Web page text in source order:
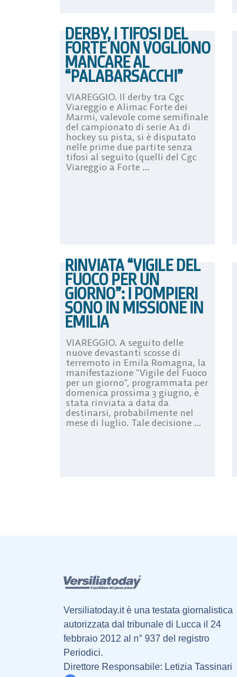
DERBY, I TIFOSI DEL
FORTE NON VOGLIONO
MANCARE AL
“PALABARSACCHI”
VIAREGGIO. Il derby tra Cgc
Viareggio e Alimac Forte dei
Marmi, valevole come semifinale
del campionato di serie A1 di
hockey su pista, si è disputato
nelle prime due partite senza
tifosi al seguito (quelli del Cgc
Viareggio a Forte ...
RINVIATA “VIGILE DEL
FUOCO PER UN
GIORNO”: I POMPIERI
SONO IN MISSIONE IN
EMILIA
VIAREGGIO. A seguito delle
nuove devastanti scosse di
terremoto in Emila Romagna, la
manifestazione “Vigile del Fuoco
per un giorno”, programmata per
domenica prossima 3 giugno, è
stata rinviata a data da
destinarsi, probabilmente nel
mese di luglio. Tale decisione ...
Versiliatoday.it è una testata giornalistica
autorizzata dal tribunale di Lucca il 24
febbraio 2012 al n° 937 del registro
Periodici.
Direttore Responsabile: Letizia Tassinari